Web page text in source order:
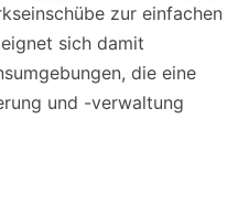
zur einfachen
sich damit
die eine
und -verwaltung